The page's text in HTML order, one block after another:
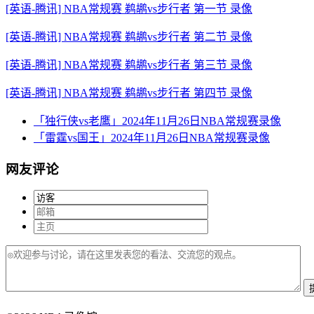
[英语-腾讯] NBA常规赛 鹈鹕vs步行者 第一节 录像
[英语-腾讯] NBA常规赛 鹈鹕vs步行者 第二节 录像
[英语-腾讯] NBA常规赛 鹈鹕vs步行者 第三节 录像
[英语-腾讯] NBA常规赛 鹈鹕vs步行者 第四节 录像
「独行侠vs老鹰」2024年11月26日NBA常规赛录像
「雷霆vs国王」2024年11月26日NBA常规赛录像
网友评论